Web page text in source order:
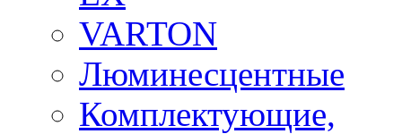
VARTON
Люминесцентные
Комплектующие,